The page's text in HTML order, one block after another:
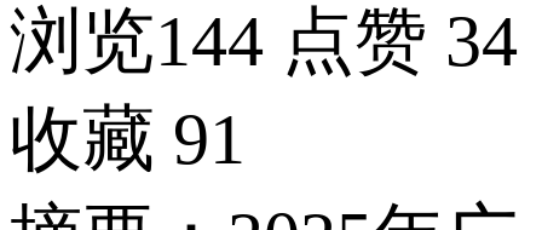
浏览144 点赞 34
收藏 91